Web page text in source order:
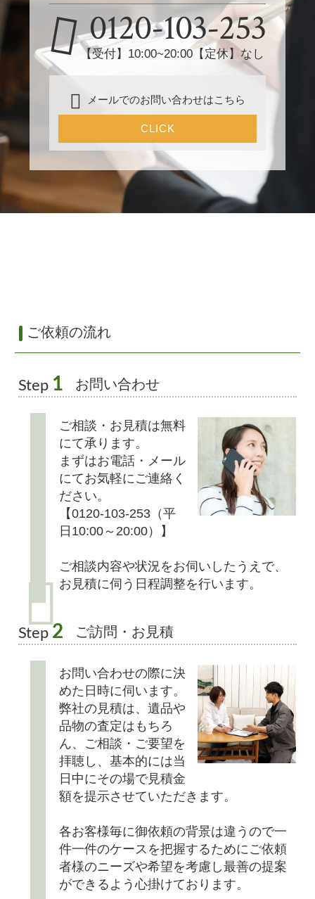
0120-103-253
【受付】10:00~20:00【定休】なし
メールでのお問い合わせはこちら
CLICK
ご依頼の流れ
Step 1 お問い合わせ
ご相談・お見積は無料
にて承ります。
まずはお電話・メール
にてお気軽にご連絡く
ださい。
【0120-103-253（平
日10:00～20:00）】
ご相談内容や状況をお伺いしたうえで、
お見積に伺う日程調整を行います。
Step 2 ご訪問・お見積
お問い合わせの際に決
めた日時に伺います。
弊社の見積は、遺品や
品物の査定はもちろ
ん、ご相談・ご要望を
拝聴し、基本的には当
日中にその場で見積金
額を提示させていただきます。
各お客様毎に御依頼の背景は違うので一
件一件のケースを把握するためにご依頼
者様のニーズや希望を考慮し最善の提案
ができるよう心掛けております。